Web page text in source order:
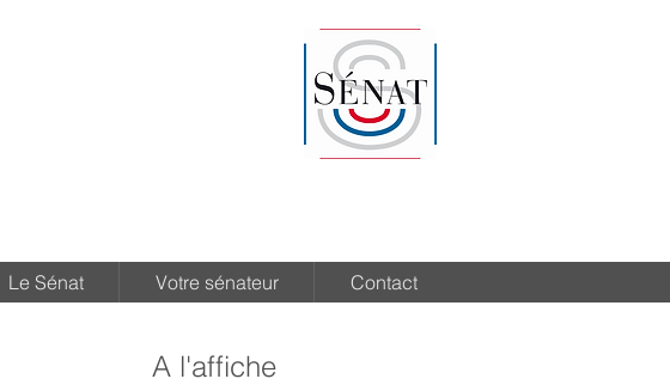
Le Sénat Votre sénateur Contact
A l'affiche